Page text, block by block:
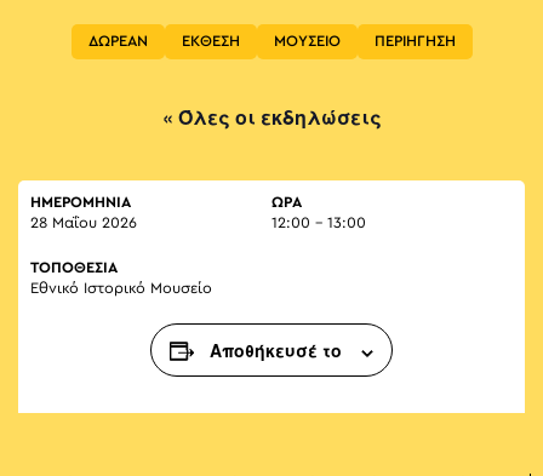
ΔΩΡΕΑΝ ΕΚΘΕΣΗ ΜΟΥΣΕΙΟ ΠΕΡΙΗΓΗΣΗ
« Όλες οι εκδηλώσεις
ΗΜΕΡΟΜΗΝΙΑ
28 Μαΐου 2026
ΏΡΑ
12:00 - 13:00
ΤΟΠΟΘΕΣΙΑ
Εθνικό Ιστορικό Μουσείο
Αποθήκευσέ το